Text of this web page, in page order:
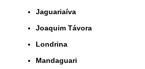
Jaguariaíva
Joaquim Távora
Londrina
Mandaguari